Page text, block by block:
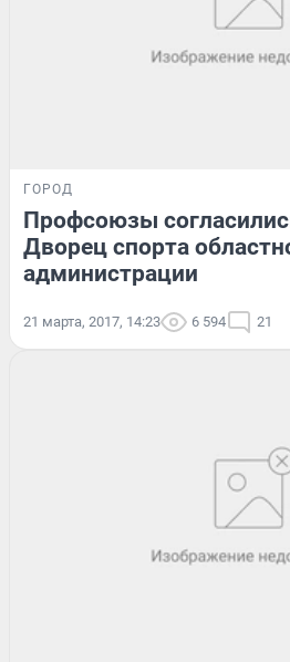
ГОРОД
Профсоюзы
Дворец спорта
администрации
21 марта, 2017, 14:23 6 594 21